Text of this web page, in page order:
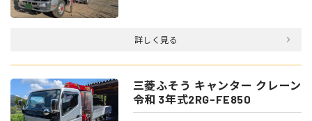
詳しく見る
三菱ふそう キャンター クレーン
令和 3年式2RG-FE850